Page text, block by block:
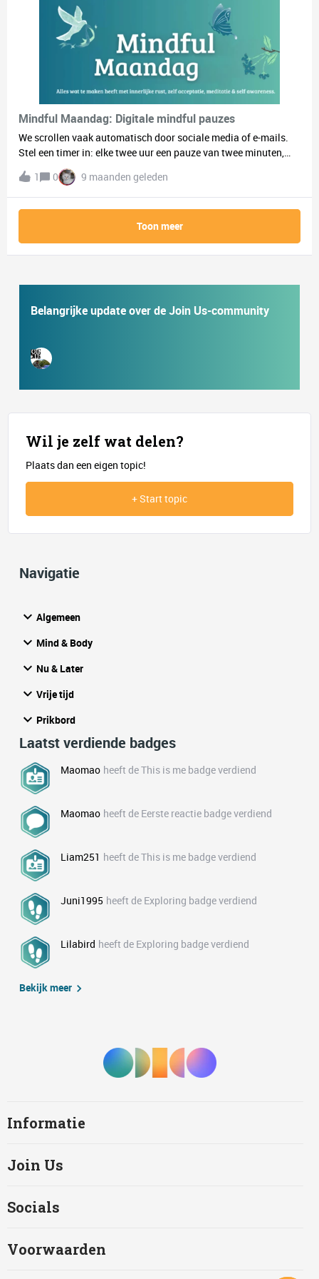
om naar een feestje te gaan, al lijkt het me wel leuk om iemand
te treffen die dit ook eng vind, maar weleens zou willen
proberen. Ook een workshop volgen lijkt me leuk om eens te
proberen!lijkt jou dit ook leuk? let me know :)
Mindful Maandag: Digitale mindful pauzes
We scrollen vaak automatisch door sociale media of e-mails.
Stel een timer in: elke twee uur een pauze van twee minuten,
waarin je helemaal offline bent. Sta op, rek je uit, adem diep,
luister naar je omgeving. Je hersenen krijgen zo even rust van
constante prikkels, en je voelt je frisser en meer aanwezig
wanneer je weer teruggaat naar je scherm.
1 0 9 maanden geleden
Toon meer
Belangrijke update over de Join Us-community
Wil je zelf wat delen?
Plaats dan een eigen topic!
+ Start topic
Navigatie
Algemeen
Mind & Body
Nu & Later
Vrije tijd
Prikbord
Laatst verdiende badges
Maomao heeft de This is me badge verdiend
Maomao heeft de Eerste reactie badge verdiend
Liam251 heeft de This is me badge verdiend
Juni1995 heeft de Exploring badge verdiend
Lilabird heeft de Exploring badge verdiend
Bekijk meer
Informatie
Join Us
Socials
Voorwaarden